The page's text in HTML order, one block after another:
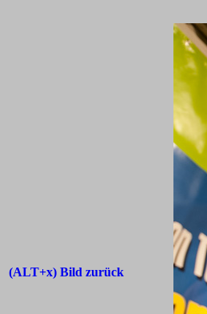
(ALT+x) Bild zurück